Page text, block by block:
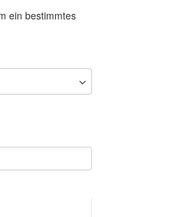
ein bestimmtes